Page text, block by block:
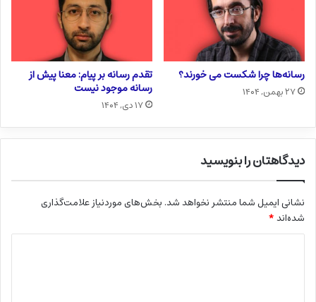
رسانه‌ها چرا شکست می خورند؟
۲۷ بهمن, ۱۴۰۴
تقدم رسانه بر پیام: معنا پیش از
رسانه موجود نیست
۱۷ دی, ۱۴۰۴
دیدگاهتان را بنویسید
نشانی ایمیل شما منتشر نخواهد شد. بخش‌های موردنیاز علامت‌گذاری
شده‌اند*